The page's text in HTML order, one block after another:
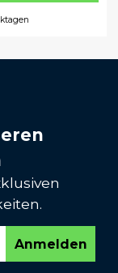
Anmelden